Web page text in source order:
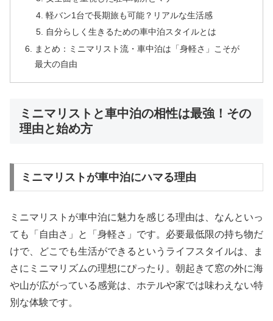
軽バン1台で長期旅も可能？リアルな生活感
自分らしく生きるための車中泊スタイルとは
まとめ：ミニマリスト流・車中泊は「身軽さ」こそが
最大の自由
ミニマリストと車中泊の相性は最強！その
理由と始め方
ミニマリストが車中泊にハマる理由
ミニマリストが車中泊に魅力を感じる理由は、なんといっ
ても「自由さ」と「身軽さ」です。必要最低限の持ち物だ
けで、どこでも生活ができるというライフスタイルは、ま
さにミニマリズムの理想にぴったり。朝起きて窓の外に海
や山が広がっている感覚は、ホテルや家では味わえない特
別な体験です。